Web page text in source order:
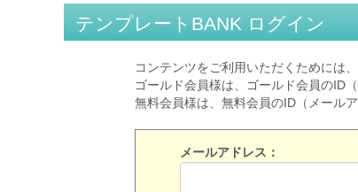
テンプレートBANK ログイン
コンテンツをご利用いただくためには
ゴールド会員様は、ゴールド会員のID
無料会員様は、無料会員のID（メール
メールアドレス：